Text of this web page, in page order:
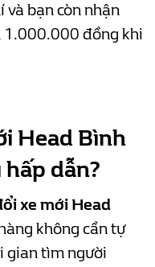
và bạn còn nhận
1.000.000 đồng khi
Head Bình
dẫn?
xe mới Head
không cần tự
gian tìm người